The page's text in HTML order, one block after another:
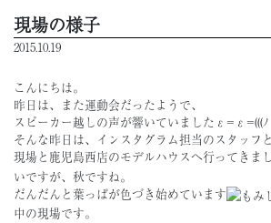
現場の様子
2015.10.19
こんにちは。
昨日は、また運動会だったようで、
スピーカー越しの声が響いていましたε=ε=(((
そんな昨日は、インスタグラム担当のスタッフ
現場と鹿児島西店のモデルハウスへ行ってきま
いですが、秋ですね。
だんだんと葉っぱが色づき始めています
中の現場です。